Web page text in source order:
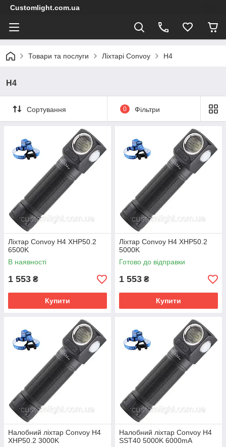
Customlight.com.ua
Товари та послуги Ліхтарі Convoy H4
H4
Сортування 0 Фільтри
Ліхтар Convoy H4 XHP50.2
6500K
В наявності
1 553 ₴
Купити
Ліхтар Convoy H4 XHP50.2
5000K
Готово до відправки
1 553 ₴
Купити
Налобний ліхтар Convoy H4
XHP50.2 3000K
Налобний ліхтар Convoy H4
SST40 5000K 6000mA